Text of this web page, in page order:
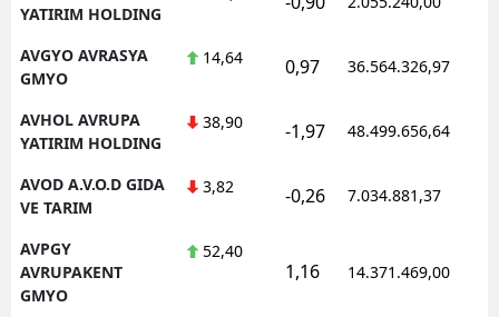
YATIRIM HOLDING
AVGYO AVRASYA
GMYO
14,64 0,97 36.564.326,97
AVHOL AVRUPA
YATIRIM HOLDING
38,90 -1,97 48.499.656,64
AVOD A.V.O.D GIDA
VE TARIM
3,82 -0,26 7.034.881,37
AVPGY
AVRUPAKENT
GMYO
52,40
1,16 14.371.469,00